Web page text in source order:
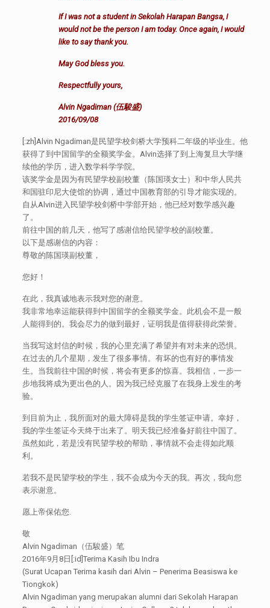
If I was not a student in Sekolah Harapan Bangsa, I
would not be the person I am today. Once again, I would
like to say thank you.
May God bless you.
Respectfully yours,
Alvin Ngadiman (伍駿盛)
2016/09/08
[:zh]Alvin Ngadiman是民望学校剑桥大学预科二年级的毕业生。他
获得了到中国留学的全额奖学金。Alvin选择了到上海复旦大学继
续他的学历，进入数学科学学院。
该奖学金是因为有民望学校副校董（陈国瑛女士）和中华人民共
和国驻印尼大使馆的协调，通过中国教育部的引导才能实现的。
自从Alvin进入民望学校剑桥中学部开始，他已经对数学感兴趣
了。
前往中国的前几天，他写了感谢信给民望学校的副校董。
以下是感谢信的内容：
尊敬的陈国瑛副校董，
您好！
在此，我真诚地表示我对您的谢意。
我非常地幸运能获得到中国留学的全额奖学金。此机会不是一般
人能得到的。我会尽力的做到最好，证明我是值得获得此荣誉。
当我写这封信的时候，我的心里充满了希望并有对未来的恐惧。
在过去的几个星期，发生了很多事情。有坏的也有好的事情发
生。当我前往中国的时候，将会有更多的惊喜。我相信，一步一
步地我将成为更出色的人。因为我已经克服了在我身上发生的考
验。
到目前为止，我所面对的最大障碍是我的学生签证申请。幸好，
我的学生签证今天终于出来了。明天我已经准备好前往中国了。
虽然如此，若是没有民望学校的帮助，事情就不会走得如此顺
利。
若我不是民望学校的学生，我不会成为今天的我。再次，我向您
表示谢意。
愿上帝保佑您.
敬
Alvin Ngadiman（伍駿盛）笔
2016年9月8日[:id]Terima Kasih Ibu Indra
(Surat Ucapan Terima kasih dari Alvin – Penerima Beasiswa ke
Tiongkok)
Alvin Ngadiman yang merupakan alumni dari Sekolah Harapan